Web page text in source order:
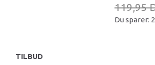
119,95
Du sparer:
TILBUD